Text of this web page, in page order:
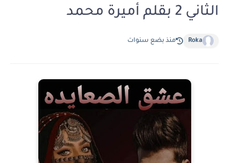
الثاني 2 بقلم أميرة محمد
Roka منذ بضع سنوات